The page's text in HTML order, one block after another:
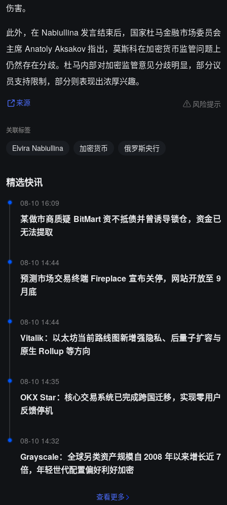
伤害。
此外，在 Nabiullina 发言结束后，国家杜马金融市场委员会
主席 Anatoly Aksakov 指出，莫斯科在加密货币监管问题上
仍然存在分歧。杜马内部对加密监管意见分歧明显，部分议
员支持限制，部分则表现出浓厚兴趣。
来源 风险提示
关联标签
Elvira Nabiullina 加密货币 俄罗斯央行
精选快讯
08-10 16:09
某做市商质疑 BitMart 资不抵债并曾诱导锁仓，资金已
无法提取
08-10 14:44
预测市场交易终端 Fireplace 宣布关停，网站开放至 9
月底
08-10 14:44
Vitalik：以太坊当前路线图新增强隐私、后量子扩容与
原生 Rollup 等方向
08-10 14:35
OKX Star：核心交易系统已完成跨国迁移，实现零用户
反馈停机
08-10 14:32
Grayscale：全球另类资产规模自 2008 年以来增长近 7
倍，年轻世代配置偏好利好加密
查看更多